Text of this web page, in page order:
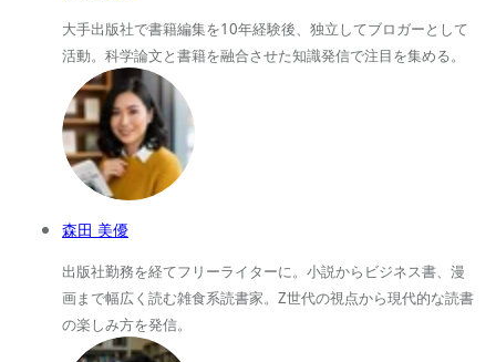
大手出版社で書籍編集を10年経験後、独立してブロガーとして
活動。科学論文と書籍を融合させた知識発信で注目を集める。
森田 美優
出版社勤務を経てフリーライターに。小説からビジネス書、漫
画まで幅広く読む雑食系読書家。Z世代の視点から現代的な読書
の楽しみ方を発信。